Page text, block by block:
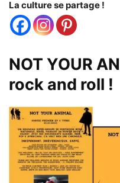
La culture se partage !
NOT YOUR
rock and roll !